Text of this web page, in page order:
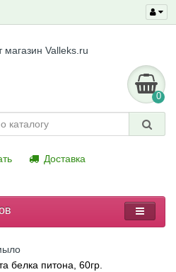
0
Доставка
белка питона, 60гр.